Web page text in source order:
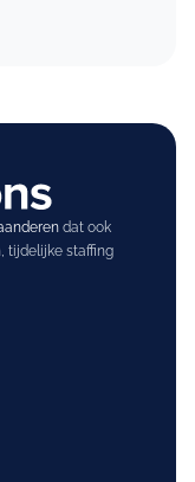
dat ook
tijdelijke staffing